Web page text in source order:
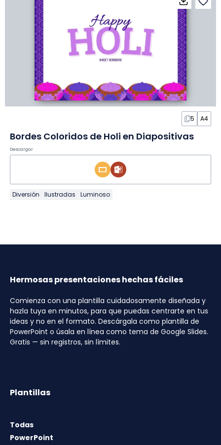
5 A4
Bordes Coloridos de Holi en Diapositivas
Descargar
Diversión Ilustradas Luminoso
Hermosas presentaciones hechas fáciles
Comienza con una plantilla cuidadosamente diseñada y
hazla tuya en minutos, para que puedas centrarte en tus
ideas y no en el formato. Descárgala como plantilla de
PowerPoint o úsala en línea como tema de Google Slides.
Gratis — sin registros, sin límites.
Plantillas
Todas
PowerPoint